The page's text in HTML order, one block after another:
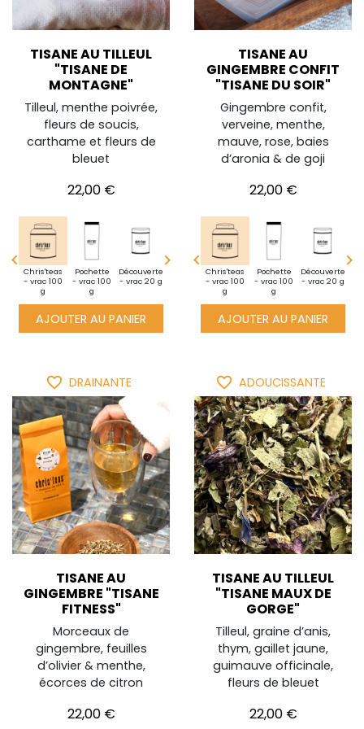
TISANE AU TILLEUL
"TISANE DE
MONTAGNE"
Tilleul, menthe poivrée,
fleurs de soucis,
carthame et fleurs de
bleuet
Prix
22,00 €

Chris'teas
- vrac 100
g
Pochette
- vrac 100
g
Découverte
- vrac 20 g
pochette -
Chris'teas
- vrac 100
Pochette
- vrac 100
Découverte
- vrac 20 g

AJOUTER AU PANIER
TISANE AU
GINGEMBRE CONFIT
"TISANE DU SOIR"
Gingembre confit,
verveine, menthe,
mauve, rose, baies
d’aronia & de goji
Prix
22,00 €

Pochette
- vrac 100
Découverte
- vrac 20 g
pochette -
Chris'teas
- vrac 100
g
Pochette
- vrac 100
g
Découverte
- vrac 20 g

AJOUTER AU PANIER
favorite_border DRAINANTE
TISANE AU
GINGEMBRE "TISANE
FITNESS"
Morceaux de
gingembre, feuilles
d’olivier & menthe,
écorces de citron
Prix
22,00 €
favorite_border ADOUCISSANTE
TISANE AU TILLEUL
"TISANE MAUX DE
GORGE"
Tilleul, graine d’anis,
thym, gaillet jaune,
guimauve officinale,
fleurs de bleuet
Prix
22,00 €